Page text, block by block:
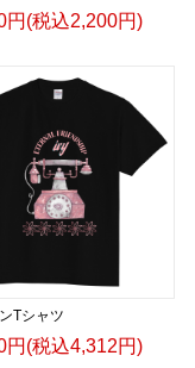
円(税込2,200円)
Tシャツ
円(税込4,312円)